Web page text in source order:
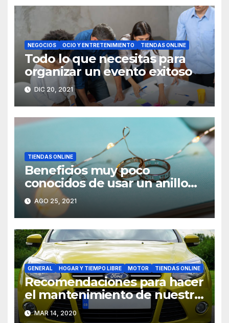
NEGOCIOS OCIO Y ENTRETENIMIENTO TIENDAS ONLINE
Todo lo que necesitas para
organizar un evento exitoso
DIC 20, 2021
TIENDAS ONLINE
Beneficios muy poco
conocidos de usar un anillo
de acero
AGO 25, 2021
GENERAL HOGAR Y TIEMPO LIBRE MOTOR TIENDAS ONLINE
Recomendaciones para hacer
el mantenimiento de nuestro
vehículo
MAR 14, 2020